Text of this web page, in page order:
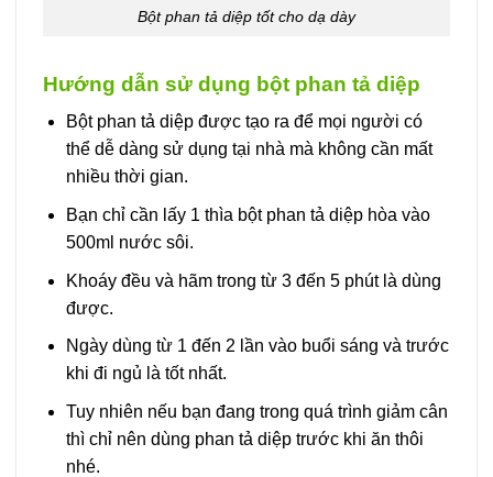
Bột phan tả diệp tốt cho dạ dày
Hướng dẫn sử dụng bột phan tả diệp
Bột phan tả diệp được tạo ra để mọi người có
thể dễ dàng sử dụng tại nhà mà không cần mất
nhiều thời gian.
Bạn chỉ cần lấy 1 thìa bột phan tả diệp hòa vào
500ml nước sôi.
Khoáy đều và hãm trong từ 3 đến 5 phút là dùng
được.
Ngày dùng từ 1 đến 2 lần vào buổi sáng và trước
khi đi ngủ là tốt nhất.
Tuy nhiên nếu bạn đang trong quá trình giảm cân
thì chỉ nên dùng phan tả diệp trước khi ăn thôi
nhé.